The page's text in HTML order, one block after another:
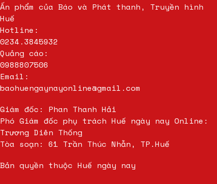
Ấn phẩm của Báo và Phát thanh, Truyền hình
Huế
Hotline:
0234.3845932
Quảng cáo:
0988807506
Email:
baohuengaynayonline@gmail.com
Giám đốc: Phan Thanh Hải
Phó Giám đốc phụ trách Huế ngày nay Online:
Trương Diên Thống
Tòa soạn: 61 Trần Thúc Nhẫn, TP.Huế
Bản quyền thuộc Huế ngày nay